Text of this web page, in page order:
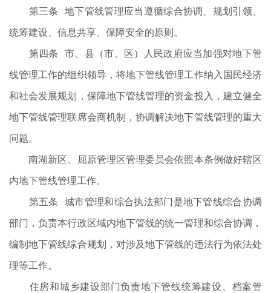
第三条 地下管线管理应当遵循综合协调、规划引领、
统筹建设、信息共享、保障安全的原则。
第四条 市、县（市、区）人民政府应当加强对地下管
线管理工作的组织领导，将地下管线管理工作纳入国民经济
和社会发展规划，保障地下管线管理的资金投入，建立健全
地下管线管理联席会商机制，协调解决地下管线管理的重大
问题。
南湖新区、屈原管理区管理委员会依照本条例做好辖区
内地下管线管理工作。
第五条 城市管理和综合执法部门是地下管线综合协调
部门，负责本行政区域内地下管线的统一管理和综合协调，
编制地下管线综合规划，对涉及地下管线的违法行为依法处
理等工作。
住房和城乡建设部门负责地下管线统筹建设、档案管